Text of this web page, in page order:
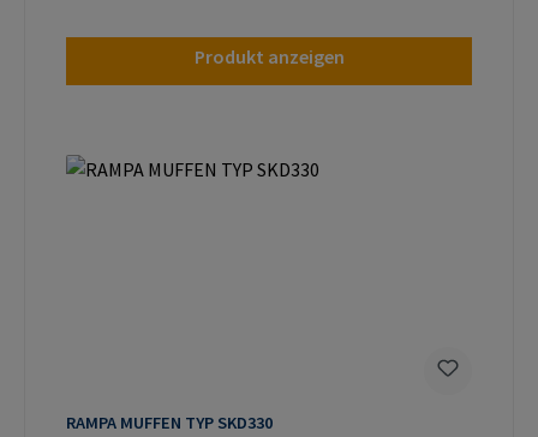
Produkt anzeigen
RAMPA MUFFEN TYP SKD330